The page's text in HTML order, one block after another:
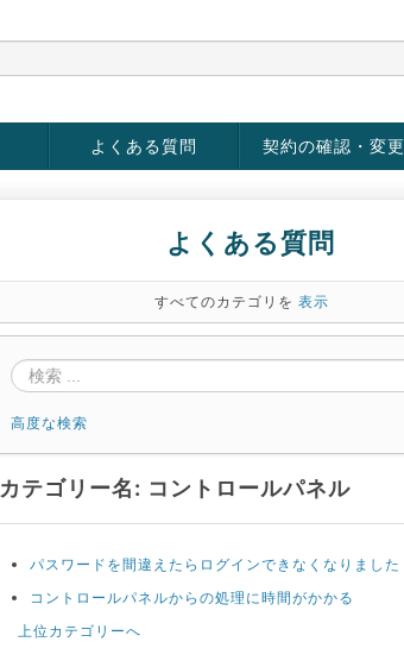
よくある質問 契約の確認・変更
よくある質問
すべてのカテゴリを 表示
高度な検索
カテゴリー名: コントロールパネル
パスワードを間違えたらログインできなくなりました
コントロールパネルからの処理に時間がかかる
上位カテゴリーへ